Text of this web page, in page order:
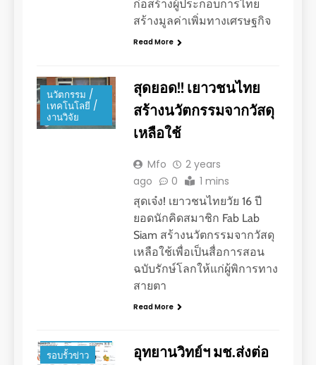
ก่อสร้างผู้ประกอบการไทย
สร้างมูลค่าเพิ่มทางเศรษฐกิจ
Read More
นวัตกรรม /
เทคโนโลยี /
งานวิจัย
สุดยอด!! เยาวชนไทย
สร้างนวัตกรรมจากวัสดุ
เหลือใช้
Mfo
2 years
ago
0 1 mins
สุดเจ๋ง! เยาวชนไทยวัย 16 ปี
ยอดนักคิดสมาชิก Fab Lab
Siam สร้างนวัตกรรมจากวัสดุ
เหลือใช้เพื่อเป็นสื่อการสอน
ฉบับรักษ์โลกให้แก่ผู้พิการทาง
สายตา
Read More
รอบรั้วข่าว
อุทยานวิทย์ฯ มช.ส่งต่อ